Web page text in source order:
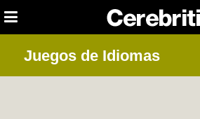
Juegos de Idiomas